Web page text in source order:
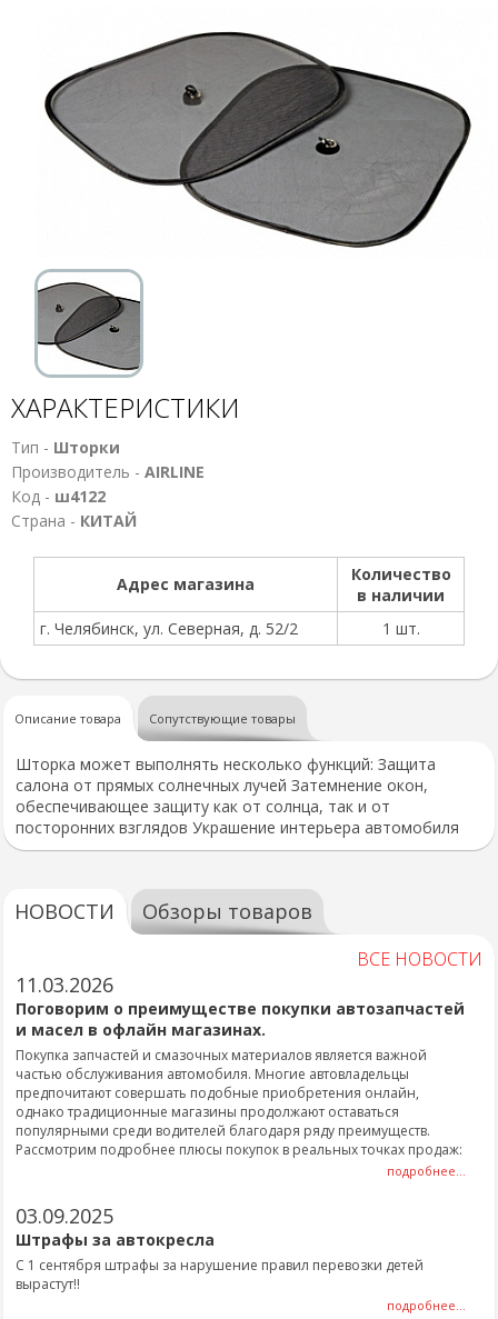
ХАРАКТЕРИСТИКИ
Тип - Шторки
Производитель - AIRLINE
Код - ш4122
Страна - КИТАЙ
Адрес магазина
Количество
в наличии
г. Челябинск, ул. Северная, д. 52/2
1 шт.
Описание товара Сопутствующие товары
Шторка может выполнять несколько функций: Защита
салона от прямых солнечных лучей Затемнение окон,
обеспечивающее защиту как от солнца, так и от
посторонних взглядов Украшение интерьера автомобиля
НОВОСТИ Обзоры товаров
ВСЕ НОВОСТИ
11.03.2026
Поговорим о преимуществе покупки автозапчастей
и масел в офлайн магазинах.
Покупка запчастей и смазочных материалов является важной
частью обслуживания автомобиля. Многие автовладельцы
предпочитают совершать подобные приобретения онлайн,
однако традиционные магазины продолжают оставаться
популярными среди водителей благодаря ряду преимуществ.
Рассмотрим подробнее плюсы покупок в реальных точках продаж:
подробнее...
03.09.2025
Штрафы за автокресла
С 1 сентября штрафы за нарушение правил перевозки детей
вырастут!!
подробнее...